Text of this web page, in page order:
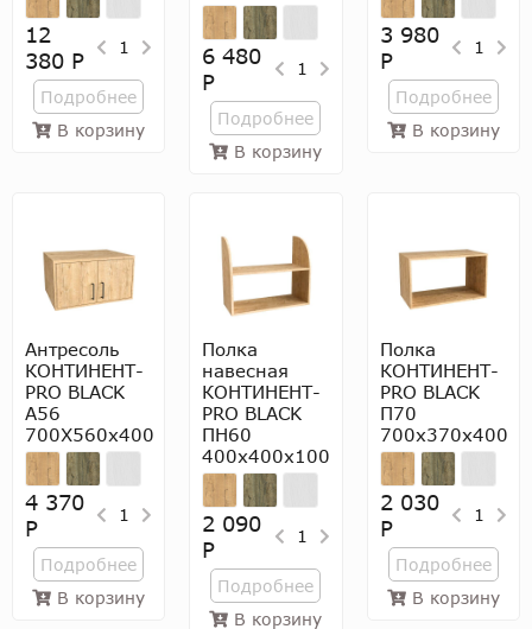
12
380 Р
1
Подробнее
В корзину
6 480
Р
1
Подробнее
В корзину
3 980
Р
1
Подробнее
В корзину
Антресоль
КОНТИНЕНТ-
PRO BLACK
А56
700Х560х400
4 370
Р
1
Подробнее
В корзину
Полка
навесная
КОНТИНЕНТ-
PRO BLACK
ПН60
400х400х100
2 090
Р
1
Подробнее
В корзину
Полка
КОНТИНЕНТ-
PRO BLACK
П70
700х370х400
2 030
Р
1
Подробнее
В корзину